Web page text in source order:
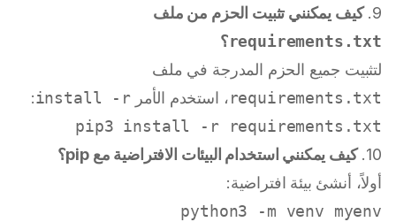
9. كيف يمكنني تثبيت الحزم من ملف
requirements.txt؟
لتثبيت جميع الحزم المدرجة في ملف
requirements.txt، استخدم الأمرinstall -r
:
pip3 install -r requirements.txt
10. كيف يمكنني استخدام البيئات الافتراضية مع pip؟
أولاً، أنشئ بيئة افتراضية:
python3 -m venv myenv